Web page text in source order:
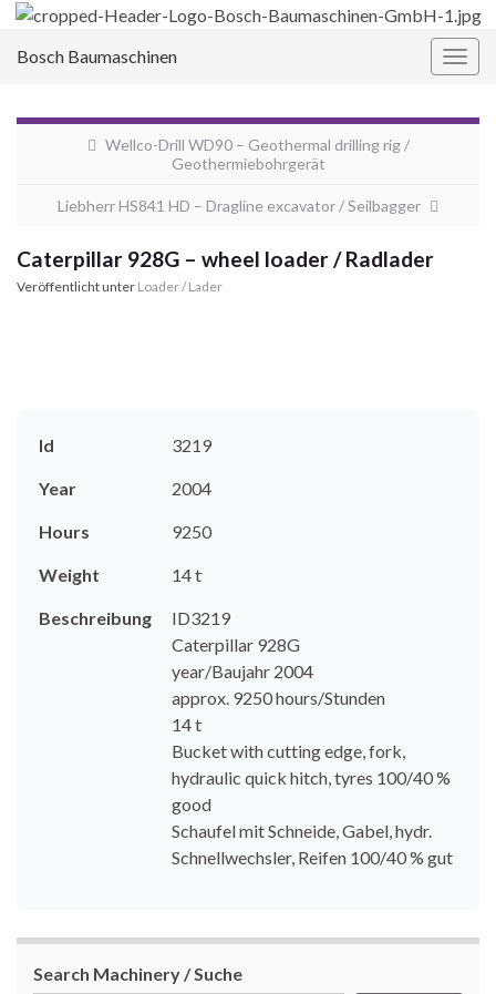
Bosch Baumaschinen
Wellco-Drill WD90 – Geothermal drilling rig /
Geothermiebohrgerät
Liebherr HS841 HD – Dragline excavator / Seilbagger
Caterpillar 928G – wheel loader / Radlader
Veröffentlicht unter Loader / Lader
Id 3219
Year 2004
Hours 9250
Weight 14 t
Beschreibung
ID3219
Caterpillar 928G
year/Baujahr 2004
approx. 9250 hours/Stunden
14 t
Bucket with cutting edge, fork,
hydraulic quick hitch, tyres 100/40 %
good
Schaufel mit Schneide, Gabel, hydr.
Schnellwechsler, Reifen 100/40 % gut
Search Machinery / Suche